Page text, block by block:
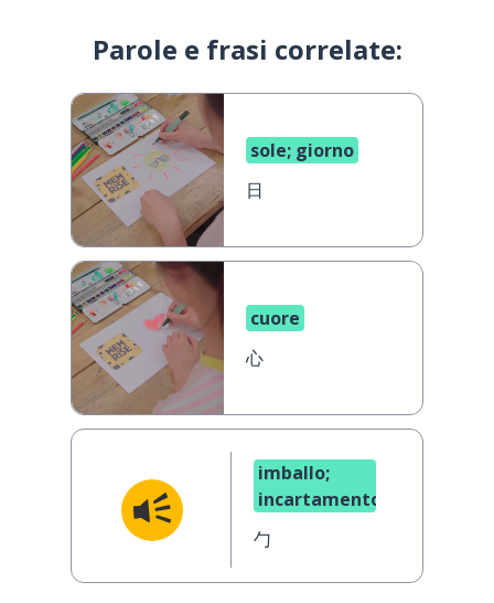
Parole e frasi correlate:
sole; giorno
日
cuore
心
imballo;
incartamento
勹